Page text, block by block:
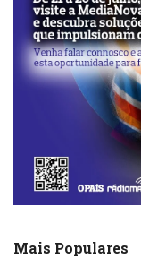
Mais Populares